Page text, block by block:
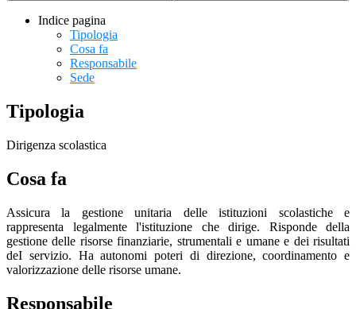
Indice pagina
Tipologia
Cosa fa
Responsabile
Sede
Tipologia
Dirigenza scolastica
Cosa fa
Assicura la gestione unitaria delle istituzioni scolastiche e
rappresenta legalmente l'istituzione che dirige. Risponde della
gestione delle risorse finanziarie, strumentali e umane e dei risultati
deI servizio. Ha autonomi poteri di direzione, coordinamento e
valorizzazione delle risorse umane.
Responsabile